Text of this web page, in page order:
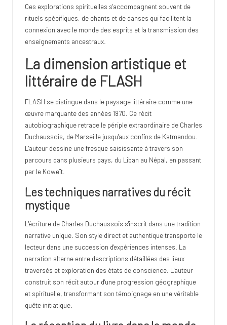
Ces explorations spirituelles s'accompagnent souvent de
rituels spécifiques, de chants et de danses qui facilitent la
connexion avec le monde des esprits et la transmission des
enseignements ancestraux.
La dimension artistique et
littéraire de FLASH
FLASH se distingue dans le paysage littéraire comme une
œuvre marquante des années 1970. Ce récit
autobiographique retrace le périple extraordinaire de Charles
Duchaussois, de Marseille jusqu'aux confins de Katmandou.
L'auteur dessine une fresque saisissante à travers son
parcours dans plusieurs pays, du Liban au Népal, en passant
par le Koweït.
Les techniques narratives du récit
mystique
L'écriture de Charles Duchaussois s'inscrit dans une tradition
narrative unique. Son style direct et authentique transporte le
lecteur dans une succession d'expériences intenses. La
narration alterne entre descriptions détaillées des lieux
traversés et exploration des états de conscience. L'auteur
construit son récit autour d'une progression géographique
et spirituelle, transformant son témoignage en une véritable
quête initiatique.